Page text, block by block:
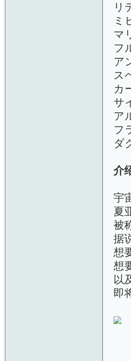
リ
ミ
マ
フ
ア
ス
カ
サ
ア
フ
ダ
介
宇
夏
被
据
想
想
以
即